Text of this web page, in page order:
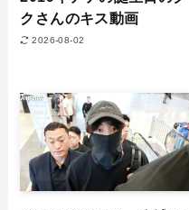
クさんのキス動画
2026-08-02